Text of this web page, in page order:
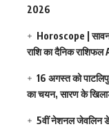
2026
Horoscope | सावन
राशि का दैनिक राशिफल
16 अगस्त को
का चयन, सारण के
5वीं नेशनल जेवलिन डे